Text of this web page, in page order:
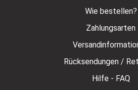
Wie bestellen?
Zahlungsarten
Rücksendungen /
Hilfe - FAQ